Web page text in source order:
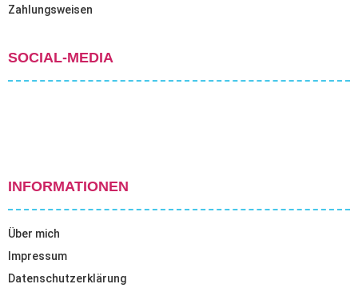
Zahlungsweisen
SOCIAL-MEDIA
INFORMATIONEN
Über mich
Impressum
Datenschutzerklärung